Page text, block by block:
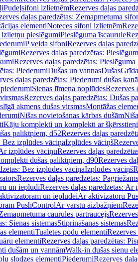
Pudeļsifoni izlietnēmRezerves daļas
daļas paredzētas: Zemapmetuma
elementiNoteces sifoni izlietnēm
izlietņu pieslēgumiPieslēguma īscaurule
P veida sifoniRezerves daļas
Rezerves daļas paredzētas:
Rezerves daļas paredzētas:
PiederumiDušas un vannasDušas
daļas paredzētas: Piederumi dušas
Sienas līmeņa noplūdesRezerves
Rezerves daļas paredzētas: Dušas
akmens dušas virsmasMontāžas
Nišas novietošanas kārbas dušām
Kāju komplekti un komplekti ar
paliktņiem, d52Rezerves daļas
Bez izplūdes vāciņaIzplūdes vāciņš
izplūdes vāciņuRezerves daļas
dušas paliktņiem, d90Rezerves
Bez izplūdes vāciņaIzplūdes vāciņš
Rezerves daļas paredzētas:
un ieplūdiRezerves daļas paredzētas:
un ieplūdeiAr aktivizatoru
PushControlAr vārstu aizbāžņiem
caurules pārtraucējs
Sienas sistēmasStiprināšanas sistēmas
elementiTualetes podu elementiRezerves
elementiRezerves daļas paredzētas:
dušām un vannāmWalk-in dušas sienu
slodzes elementiPiederumiRezerves